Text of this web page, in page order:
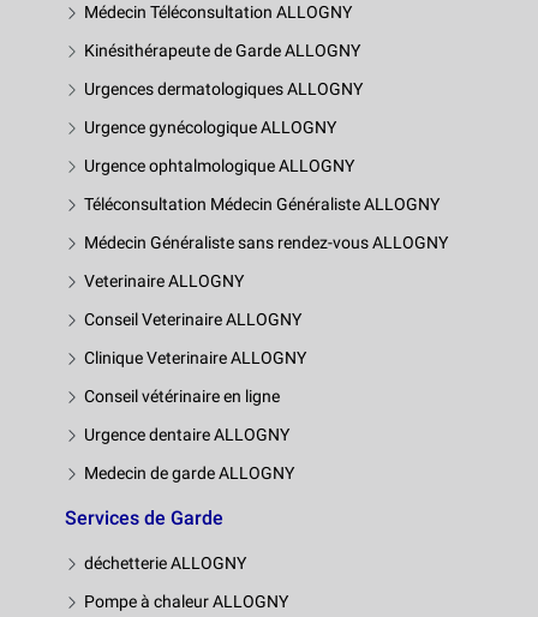
Médecin Téléconsultation ALLOGNY
Kinésithérapeute de Garde ALLOGNY
Urgences dermatologiques ALLOGNY
Urgence gynécologique ALLOGNY
Urgence ophtalmologique ALLOGNY
Téléconsultation Médecin Généraliste ALLOGNY
Médecin Généraliste sans rendez-vous ALLOGNY
Veterinaire ALLOGNY
Conseil Veterinaire ALLOGNY
Clinique Veterinaire ALLOGNY
Conseil vétérinaire en ligne
Urgence dentaire ALLOGNY
Medecin de garde ALLOGNY
Services de Garde
déchetterie ALLOGNY
Pompe à chaleur ALLOGNY